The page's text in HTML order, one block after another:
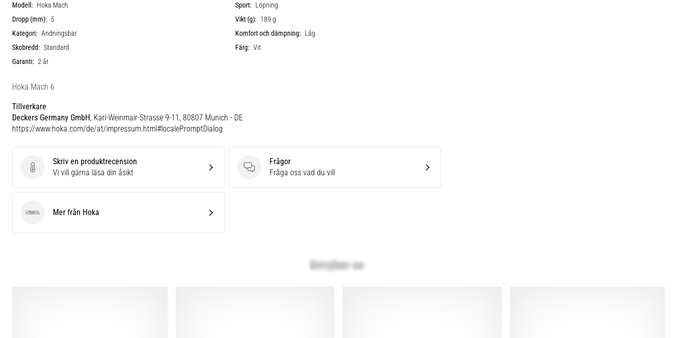
Modell: Hoka Mach Sport: Löpning
Dropp (mm): 5 Vikt (g): 189 g
Kategori: Andningsbar Komfort och dämpning: Låg
Skobredd: Standard Färg: Vit
Garanti: 2 år
Hoka Mach 6
Tillverkare
Deckers Germany GmbH, Karl-Weinmair-Strasse 9-11, 80807 Munich - DE
https://www.hoka.com/de/at/impressum.html#localePromptDialog
Skriv en produktrecension
Skriv en produktrecension
Vi vill gärna läsa din åsikt
Frågor
Frågor
Fråga oss vad du vill
Hoka Mer från Hoka